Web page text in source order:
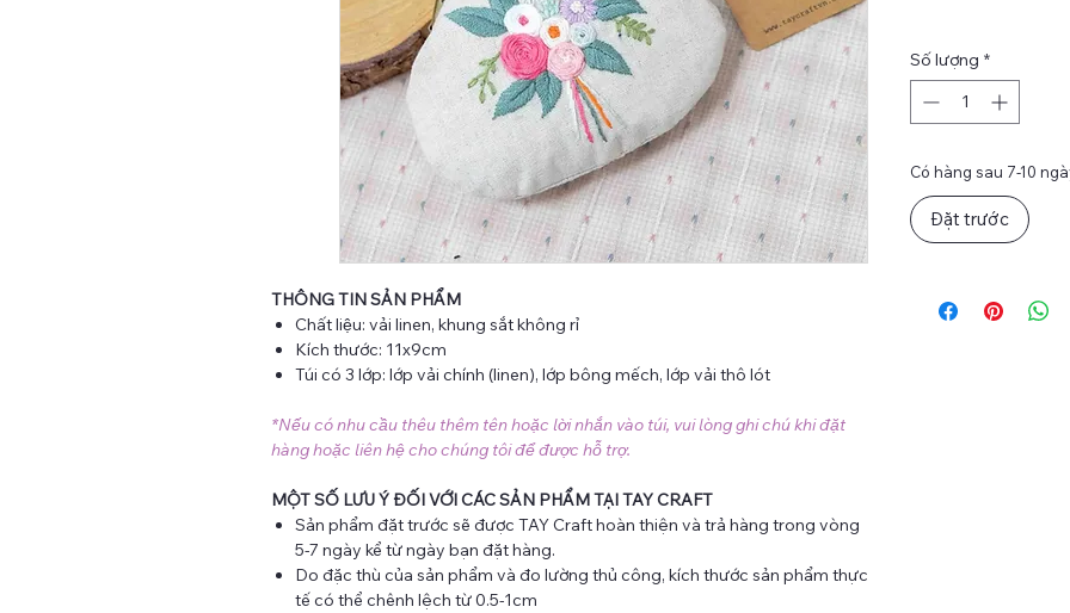
THÔNG TIN SẢN PHẨM
Chất liệu: vải linen, khung sắt không rỉ
Kích thước: 11x9cm
Túi có 3 lớp: lớp vải chính (linen), lớp bông mếch, lớp vải thô lót
*Nếu có nhu cầu thêu thêm tên hoặc lời nhắn vào túi, vui lòng ghi chú khi đặt
hàng hoặc liên hệ cho chúng tôi để được hỗ trợ.
MỘT SỐ LƯU Ý ĐỐI VỚI CÁC SẢN PHẨM TẠI TAY CRAFT
Sản phẩm đặt trước sẽ được TAY Craft hoàn thiện và trả hàng trong vòng
5-7 ngày kể từ ngày bạn đặt hàng.
Do đặc thù của sản phẩm và đo lường thủ công, kích thước sản phẩm thực
tế có thể chênh lệch từ 0.5-1cm
Số lượng *
Có hàng sau 7-10
Đặt trước